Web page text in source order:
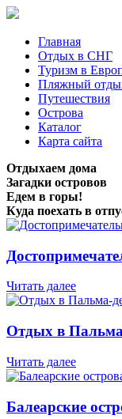
Главная
Отдых в СНГ
Туризм в
Пляжный
Путешествия
Острова
Каталог
Карта сайта
Отдыхаем дома
Загадки островов
Едем в горы!
Куда поехать в
Читать далее
Отдых в
Читать далее
Балеарские